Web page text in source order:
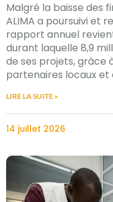
Malgré la baisse des
ALIMA a poursuivi et
rapport annuel
durant laquelle 8,9
de ses projets, grâce
partenaires locaux et
LIRE LA SUITE »
14 juillet 2026